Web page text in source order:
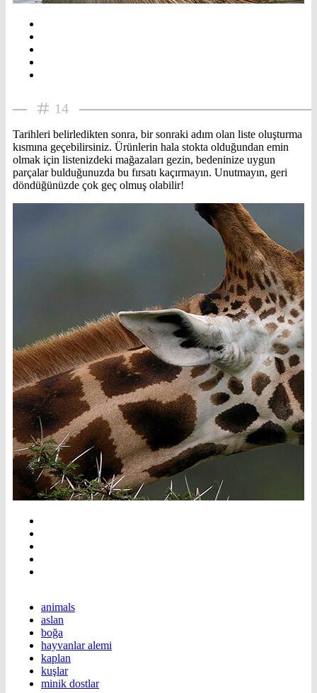
14
Tarihleri belirledikten sonra, bir sonraki adım olan liste oluşturma
kısmına geçebilirsiniz. Ürünlerin hala stokta olduğundan emin
olmak için listenizdeki mağazaları gezin, bedeninize uygun
parçalar bulduğunuzda bu fırsatı kaçırmayın. Unutmayın, geri
döndüğünüzde çok geç olmuş olabilir!
animals
aslan
boğa
hayvanlar alemi
kaplan
kuşlar
minik dostlar